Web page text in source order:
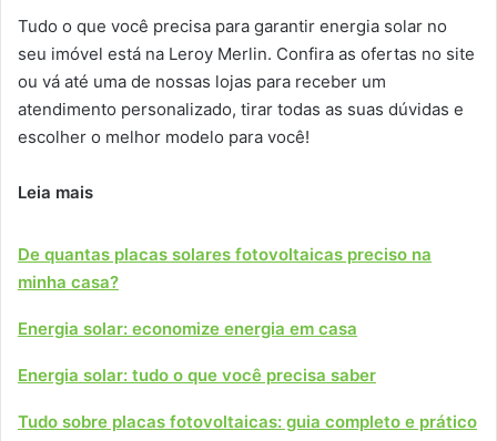
Tudo o que você precisa para garantir energia solar no
seu imóvel está na Leroy Merlin. Confira as ofertas no site
ou vá até uma de nossas lojas para receber um
atendimento personalizado, tirar todas as suas dúvidas e
escolher o melhor modelo para você!
Leia mais
De quantas placas solares fotovoltaicas preciso na
minha casa?
Energia solar: economize energia em casa
Energia solar: tudo o que você precisa saber
Tudo sobre placas fotovoltaicas: guia completo e prático